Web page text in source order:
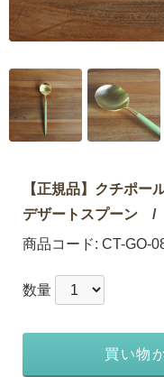
【正規品】クチポ
デザートスプーン
商品コード: CT-GO-
数量
買い物